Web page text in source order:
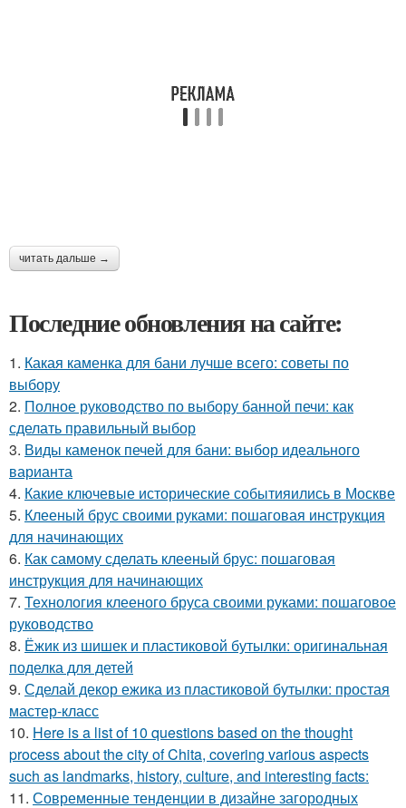
читать дальше →
Последние обновления на сайте:
1. Какая каменка для бани лучше всего: советы по
выбору
2. Полное руководство по выбору банной печи: как
сделать правильный выбор
3. Виды каменок печей для бани: выбор идеального
варианта
4. Какие ключевые исторические событияились в Москве
5. Клееный брус своими руками: пошаговая инструкция
для начинающих
6. Как самому сделать клееный брус: пошаговая
инструкция для начинающих
7. Технология клееного бруса своими руками: пошаговое
руководство
8. Ёжик из шишек и пластиковой бутылки: оригинальная
поделка для детей
9. Сделай декор ежика из пластиковой бутылки: простая
мастер-класс
10. Here is a list of 10 questions based on the thought
process about the city of Chita, covering various aspects
such as landmarks, history, culture, and interesting facts:
11. Современные тенденции в дизайне загородных